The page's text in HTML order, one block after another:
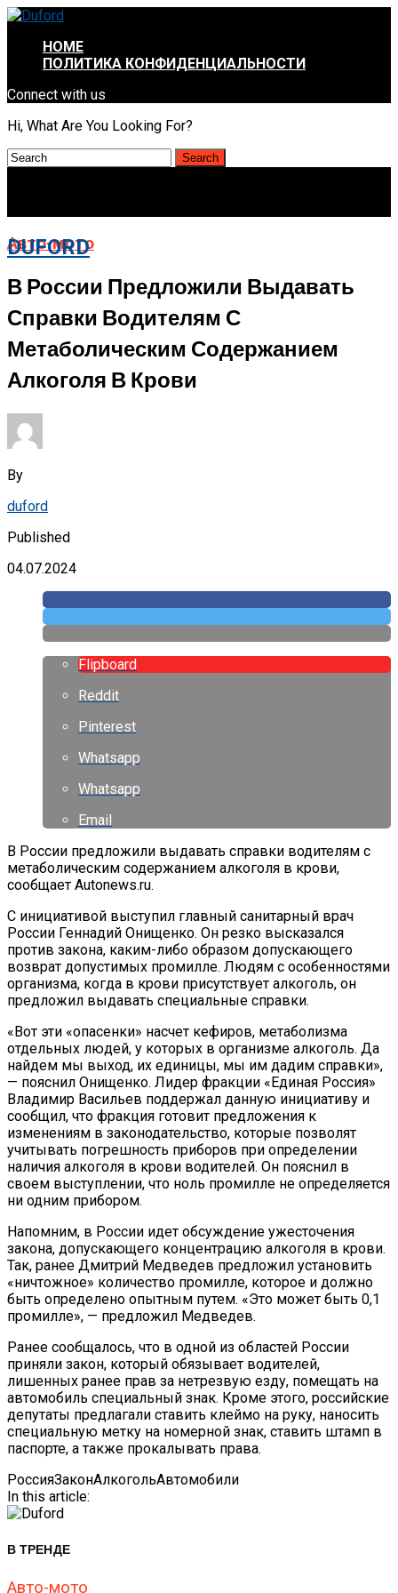
HOME
ПОЛИТИКА КОНФИДЕНЦИАЛЬНОСТИ
Connect with us
Hi, What Are You Looking For?
DUFORD
Авто-мото
В России Предложили Выдавать
Справки Водителям С
Метаболическим Содержанием
Алкоголя В Крови
By
duford
Published
04.07.2024
Flipboard
Reddit
Pinterest
Whatsapp
Whatsapp
Email
В России предложили выдавать справки водителям с
метаболическим содержанием алкоголя в крови,
сообщает Autonews.ru.
С инициативой выступил главный санитарный врач
России Геннадий Онищенко. Он резко высказался
против закона, каким-либо образом допускающего
возврат допустимых промилле. Людям с особенностями
организма, когда в крови присутствует алкоголь, он
предложил выдавать специальные справки.
«Вот эти «опасенки» насчет кефиров, метаболизма
отдельных людей, у которых в организме алкоголь. Да
найдем мы выход, их единицы, мы им дадим справки»,
— пояснил Онищенко. Лидер фракции «Единая Россия»
Владимир Васильев поддержал данную инициативу и
сообщил, что фракция готовит предложения к
изменениям в законодательство, которые позволят
учитывать погрешность приборов при определении
наличия алкоголя в крови водителей. Он пояснил в
своем выступлении, что ноль промилле не определяется
ни одним прибором.
Напомним, в России идет обсуждение ужесточения
закона, допускающего концентрацию алкоголя в крови.
Так, ранее Дмитрий Медведев предложил установить
«ничтожное» количество промилле, которое и должно
быть определено опытным путем. «Это может быть 0,1
промилле», — предложил Медведев.
Ранее сообщалось, что в одной из областей России
приняли закон, который обязывает водителей,
лишенных ранее прав за нетрезвую езду, помещать на
автомобиль специальный знак. Кроме этого, российские
депутаты предлагали ставить клеймо на руку, наносить
специальную метку на номерной знак, ставить штамп в
паспорте, а также прокалывать права.
РоссияЗаконАлкогольАвтомобили
In this article:
В ТРЕНДЕ
Авто-мото